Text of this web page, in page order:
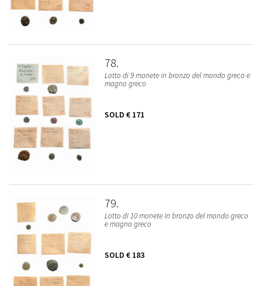
78
Lotto di 9 monete in bronzo del mondo greco e
magno greco
SOLD € 171
79
Lotto di 10 monete in bronzo del mondo greco
e magno greco
SOLD € 183